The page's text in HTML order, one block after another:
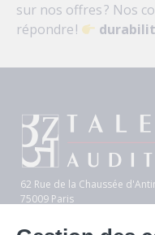
sur nos offres ? Nos
répondre !
62 Rue de la Chaussée
75009 Paris